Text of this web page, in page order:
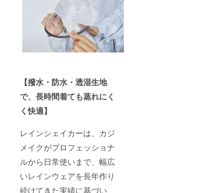
【撥水・防水・透湿生地
で、長時間着ても蒸れにく
く快適】
レインシェイカーは、カジ
メイクがプロフェッショナ
ルから日常使いまで、幅広
いレインウェアを長年作り
続けてきた実績に基づい